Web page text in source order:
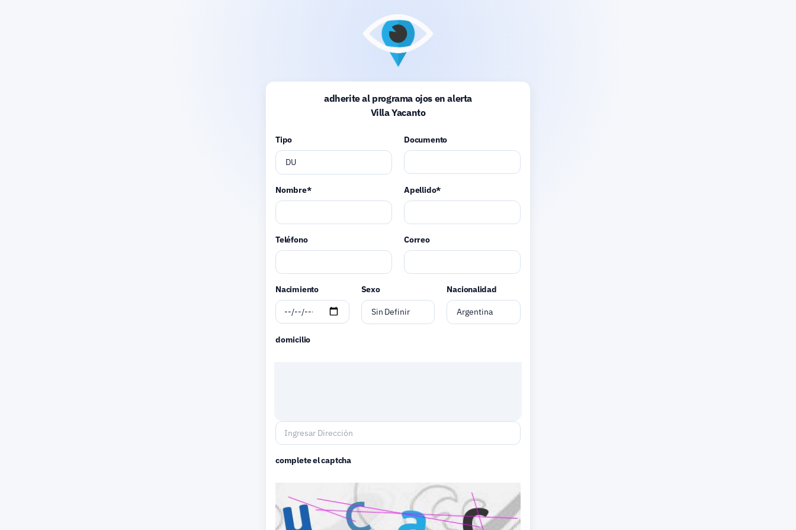
adherite al programa ojos en alerta
Villa Yacanto
Tipo
DU
Documento
Nombre* Apellido*
Teléfono Correo
Nacimiento Sexo
Sin Definir
Nacionalidad
Argentina
domicilio
complete el captcha